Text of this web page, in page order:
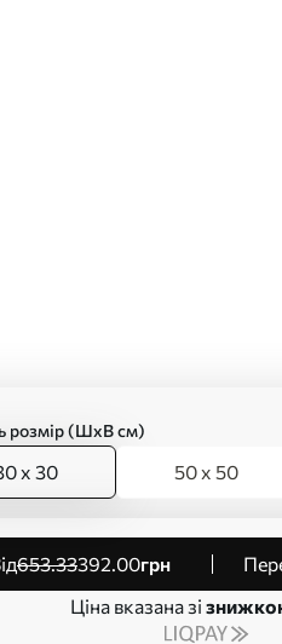
розмір (ШхВ см)
x 30 50 x 50
від653.33392.00грн
Ціна вказана зі